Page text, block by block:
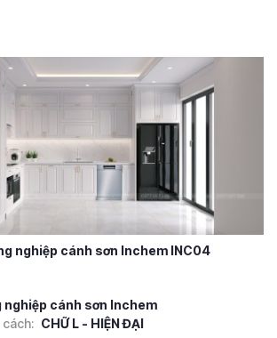
nghiệp cánh sơn Inchem INC04
nghiệp cánh sơn Inchem
cách: CHỮ L - HIỆN ĐẠI